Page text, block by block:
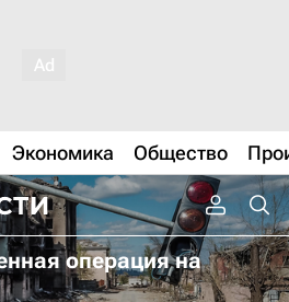
Экономика Общество
операция на